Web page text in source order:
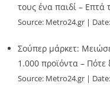
τους ένα παιδί – Επτά
Source: Metro24.gr
Σούπερ μάρκετ:
1.000 προϊόντα – Πότε
Source: Metro24.gr